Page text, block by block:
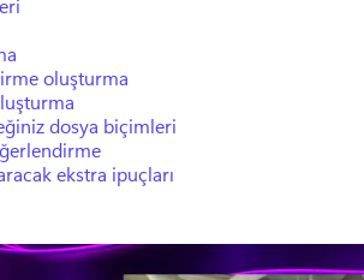
oluşturma
dosya biçimleri
ekstra ipuçları